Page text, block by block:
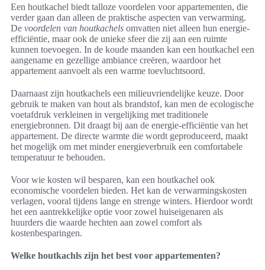
Een houtkachel biedt talloze voordelen voor appartementen, die
verder gaan dan alleen de praktische aspecten van verwarming.
De voordelen van houtkachels omvatten niet alleen hun energie-
efficiëntie, maar ook de unieke sfeer die zij aan een ruimte
kunnen toevoegen. In de koude maanden kan een houtkachel een
aangename en gezellige ambiance creëren, waardoor het
appartement aanvoelt als een warme toevluchtsoord.
Daarnaast zijn houtkachels een milieuvriendelijke keuze. Door
gebruik te maken van hout als brandstof, kan men de ecologische
voetafdruk verkleinen in vergelijking met traditionele
energiebronnen. Dit draagt bij aan de energie-efficiëntie van het
appartement. De directe warmte die wordt geproduceerd, maakt
het mogelijk om met minder energieverbruik een comfortabele
temperatuur te behouden.
Voor wie kosten wil besparen, kan een houtkachel ook
economische voordelen bieden. Het kan de verwarmingskosten
verlagen, vooral tijdens lange en strenge winters. Hierdoor wordt
het een aantrekkelijke optie voor zowel huiseigenaren als
huurders die waarde hechten aan zowel comfort als
kostenbesparingen.
Welke houtkachls zijn het best voor appartementen?